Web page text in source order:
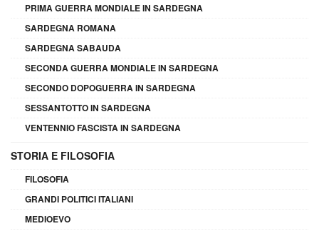
PRIMA GUERRA MONDIALE IN SARDEGNA
SARDEGNA ROMANA
SARDEGNA SABAUDA
SECONDA GUERRA MONDIALE IN SARDEGNA
SECONDO DOPOGUERRA IN SARDEGNA
SESSANTOTTO IN SARDEGNA
VENTENNIO FASCISTA IN SARDEGNA
STORIA E FILOSOFIA
FILOSOFIA
GRANDI POLITICI ITALIANI
MEDIOEVO